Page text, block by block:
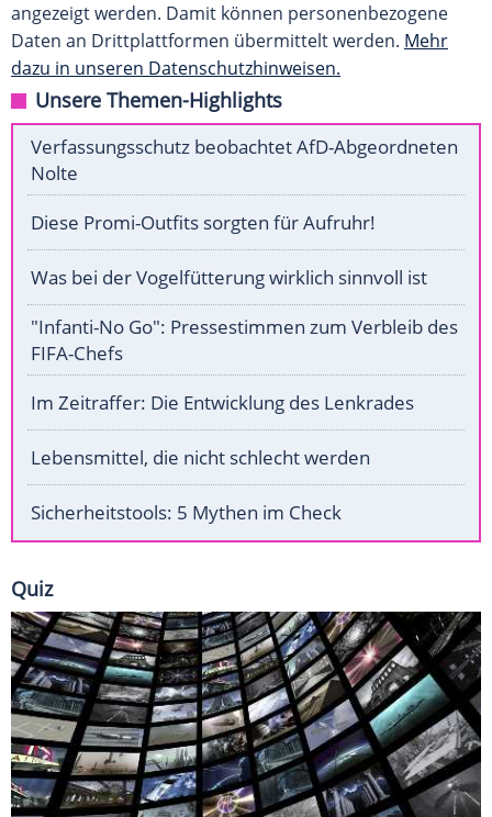
angezeigt werden. Damit können personenbezogene
Daten an Drittplattformen übermittelt werden. Mehr
dazu in unseren Datenschutzhinweisen.
Unsere Themen-Highlights
Verfassungsschutz beobachtet AfD-Abgeordneten
Nolte
Diese Promi-Outfits sorgten für Aufruhr!
Was bei der Vogelfütterung wirklich sinnvoll ist
"Infanti-No Go": Pressestimmen zum Verbleib des
FIFA-Chefs
Im Zeitraffer: Die Entwicklung des Lenkrades
Lebensmittel, die nicht schlecht werden
Sicherheitstools: 5 Mythen im Check
Quiz